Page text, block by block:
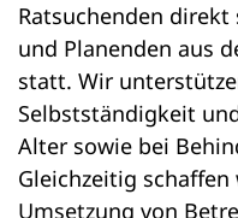
Ratsuchenden
und Planenden aus
statt. Wir
Selbstständigkeit
Alter sowie bei
Gleichzeitig
Umsetzung von